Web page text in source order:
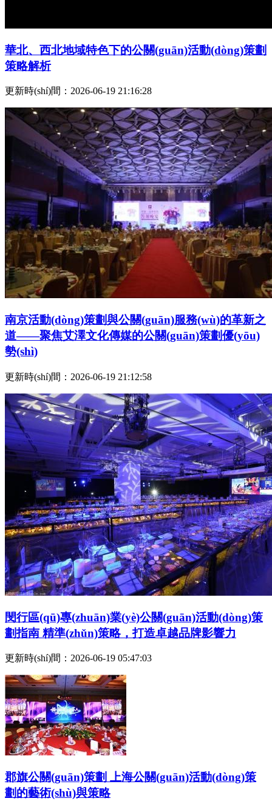
華北、西北地域特色下的公關(guān)活動(dòng)策劃
策略解析
更新時(shí)間：2026-06-19 21:16:28
南京活動(dòng)策劃與公關(guān)服務(wù)的革新之
道——聚焦艾澤文化傳媒的公關(guān)策劃優(yōu)
勢(shì)
更新時(shí)間：2026-06-19 21:12:58
閔行區(qū)專(zhuān)業(yè)公關(guān)活動(dòng)策
劃指南 精準(zhǔn)策略，打造卓越品牌影響力
更新時(shí)間：2026-06-19 05:47:03
郡旗公關(guān)策劃 上海公關(guān)活動(dòng)策
劃的藝術(shù)與策略